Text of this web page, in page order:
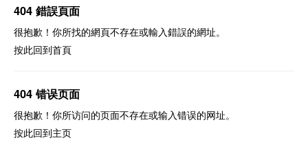
404 錯誤頁面
很抱歉！你所找的網頁不存在或輸入錯誤的網址。
按此回到首頁
404 错误页面
很抱歉！你所访问的页面不存在或输入错误的网址。
按此回到主页